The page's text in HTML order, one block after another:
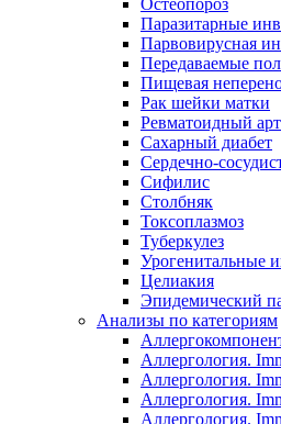
Паразитарные
Парвовирусная
Передаваемые
Пищевая
Рак шейки матки
Ревматоидный
Сахарный диабет
Сердечно-
Сифилис
Столбняк
Токсоплазмоз
Туберкулез
Урогенитальные
Целиакия
Эпидемический
Анализы по категориям
Аллергология.
Аллергология.
Аллергология.
Аллергология.